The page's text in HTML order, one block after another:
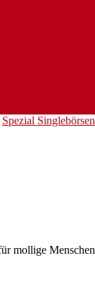
Spezial Singlebörsen
mollige Menschen